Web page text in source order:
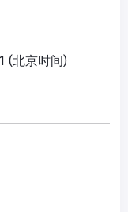
(北京时间)